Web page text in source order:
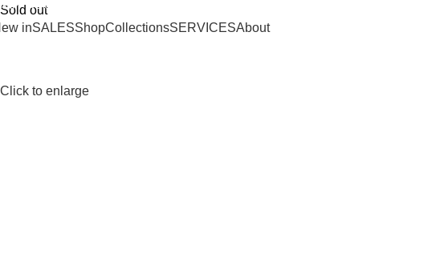
ON ORDERS OVER 100€
inSALESShopCollectionsSERVICESAbout
Sold out
Click to enlarge